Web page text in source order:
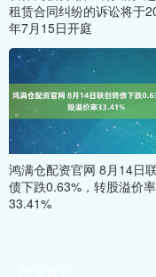
租赁合同纠纷的诉讼将于
年7月15日开庭
鸿满仓配资官网 8月14日
债下跌0.63%，转股溢价率
33.41%